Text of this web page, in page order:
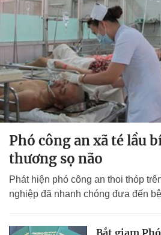
Phó công an xã té lầu
thương sọ não
Phát hiện phó công an thoi thóp
nghiệp đã nhanh chóng đưa đến
Bắt giam